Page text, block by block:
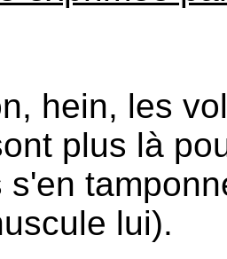
hein, les
plus là
s'en
lui).